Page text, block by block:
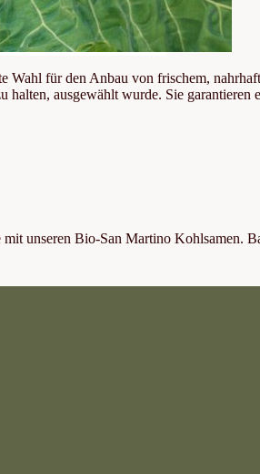
Wahl für den Anbau von frischem,
halten, ausgewählt wurde. Sie
unseren Bio-San Martino Kohlsamen.